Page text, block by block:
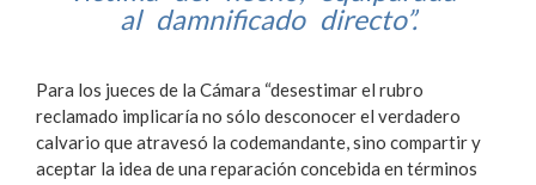
al damnificado directo”.
Para los jueces de la Cámara “desestimar el rubro
reclamado implicaría no sólo desconocer el verdadero
calvario que atravesó la co­demandante, sino compartir y
aceptar la idea de una reparación concebida en términos